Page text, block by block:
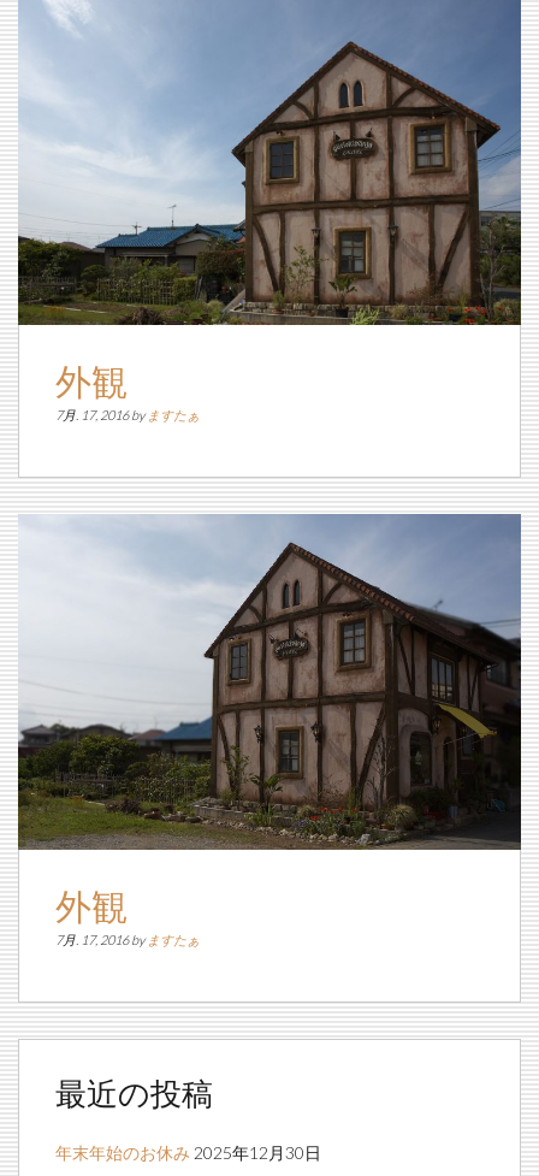
外観
7月. 17, 2016 by ますたぁ
外観
7月. 17, 2016 by ますたぁ
最近の投稿
年末年始のお休み 2025年12月30日